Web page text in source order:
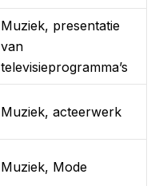
Muziek, presentatie
van
televisieprogramma’s
Muziek, acteerwerk
Muziek, Mode